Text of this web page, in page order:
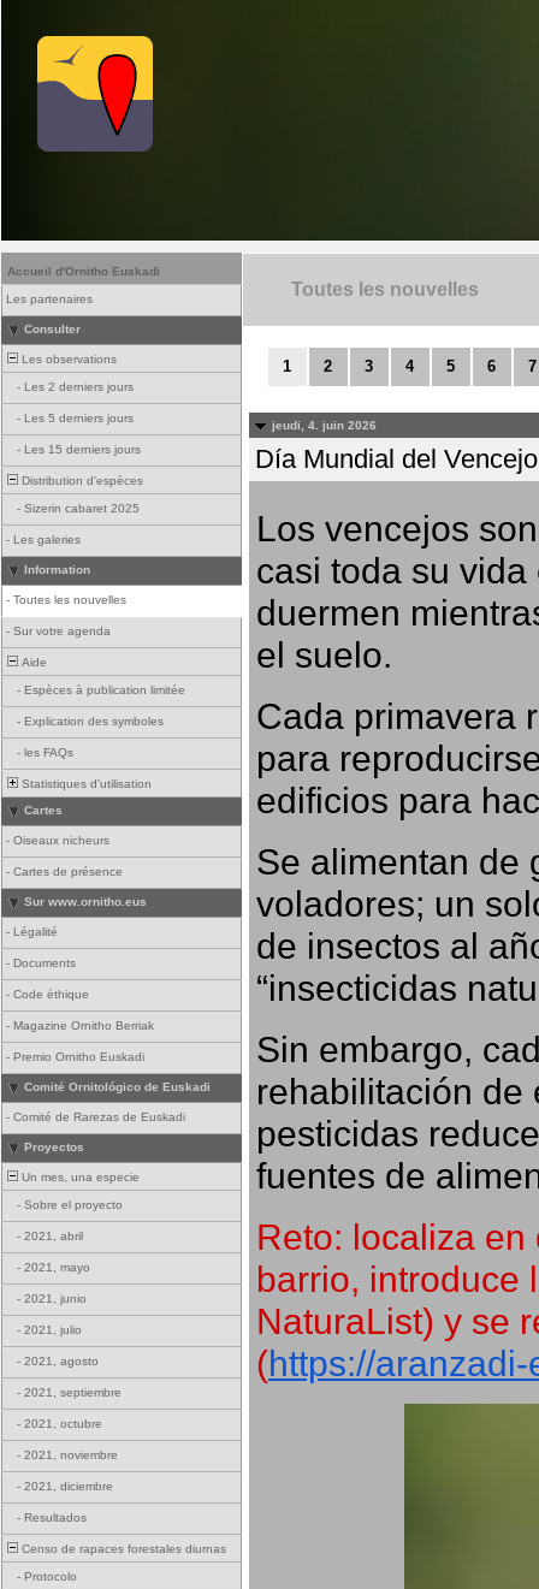
Accueil d'Ornitho Euskadi
Les partenaires
Consulter
Les observations
- Les 2 derniers jours
- Les 5 derniers jours
- Les 15 derniers jours
Distribution d'espèces
- Sizerin cabaret 2025
- Les galeries
Information
- Toutes les nouvelles
- Sur votre agenda
Aide
- Espèces à publication limitée
- Explication des symboles
- les FAQs
Statistiques d'utilisation
Cartes
- Oiseaux nicheurs
- Cartes de présence
Sur www.ornitho.eus
- Légalité
- Documents
- Code éthique
- Magazine Ornitho Berriak
- Premio Ornitho Euskadi
Comité Ornitológico de Euskadi
- Comité de Rarezas de Euskadi
Proyectos
Un mes, una especie
- Sobre el proyecto
- 2021, abril
- 2021, mayo
- 2021, junio
- 2021, julio
- 2021, agosto
- 2021, septiembre
- 2021, octubre
- 2021, noviembre
- 2021, diciembre
- Resultados
Censo de rapaces forestales diurnas
- Protocolo
Toutes les nouvelles
1 2 3 4 5 6 7
jeudi, 4. juin 2026
Día Mundial del
Los vencejos
casi toda su
duermen
el suelo.
Cada primavera
para
edificios para
Se alimentan de
voladores; un
de insectos al
“insecticidas
Sin embargo,
rehabilitación de
pesticidas
fuentes de
Reto: localiza
barrio, introduce
NaturaList) y se
(https://